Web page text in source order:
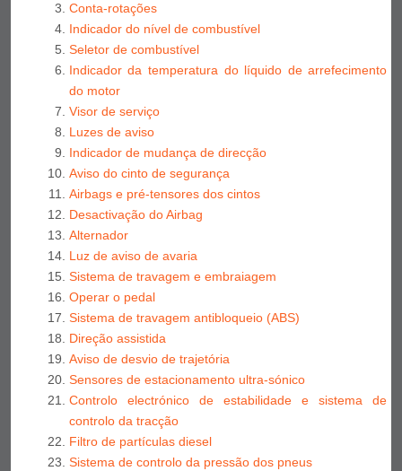
Conta-rotações
Indicador do nível de combustível
Seletor de combustível
Indicador da temperatura do líquido de arrefecimento
do motor
Visor de serviço
Luzes de aviso
Indicador de mudança de direcção
Aviso do cinto de segurança
Airbags e pré-tensores dos cintos
Desactivação do Airbag
Alternador
Luz de aviso de avaria
Sistema de travagem e embraiagem
Operar o pedal
Sistema de travagem antibloqueio (ABS)
Direção assistida
Aviso de desvio de trajetória
Sensores de estacionamento ultra-sónico
Controlo electrónico de estabilidade e sistema de
controlo da tracção
Filtro de partículas diesel
Sistema de controlo da pressão dos pneus